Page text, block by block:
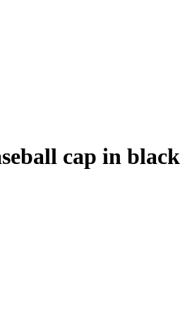
cap in